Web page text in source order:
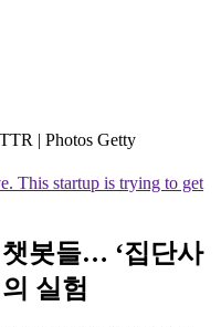
| Photos Getty
This startup is trying to get
봇들… ‘집단사
실험